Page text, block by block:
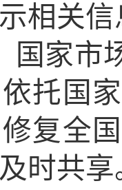
相关信
国家市
托国
复全
时共享